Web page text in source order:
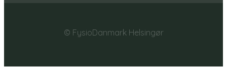
© FysioDanmark Helsingør